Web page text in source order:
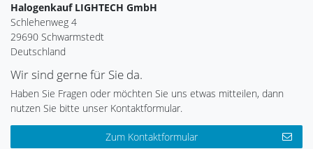
Halogenkauf LIGHTECH GmbH
Schlehenweg 4
29690 Schwarmstedt
Deutschland
Wir sind gerne für Sie da.
Haben Sie Fragen oder möchten Sie uns etwas mitteilen, dann
nutzen Sie bitte unser Kontaktformular.
Zum Kontaktformular